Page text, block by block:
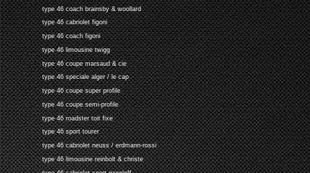
type 46 coach brainsby & woollard
type 46 cabriolet figoni
type 46 coach figoni
type 46 limousine twigg
type 46 coupe marsaud & cie
type 46 speciale alger / le cap
type 46 coupe super profile
type 46 coupe semi-profile
type 46 roadster toit fixe
type 46 sport tourer
type 46 cabriolet neuss / erdmann-rossi
type 46 limousine reinbolt & christe